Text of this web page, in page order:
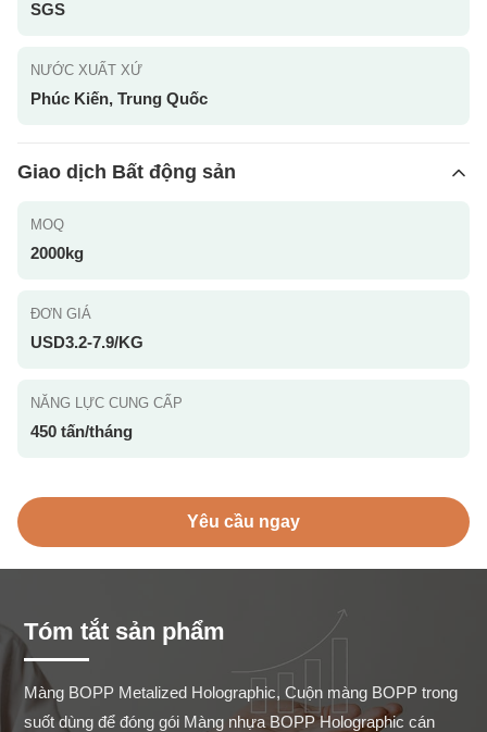
SGS
NƯỚC XUẤT XỨ
Phúc Kiến, Trung Quốc
Giao dịch Bất động sản
MOQ
2000kg
ĐƠN GIÁ
USD3.2-7.9/KG
NĂNG LỰC CUNG CẤP
450 tấn/tháng
Yêu cầu ngay
Tóm tắt sản phẩm
Màng BOPP Metalized Holographic, Cuộn màng BOPP trong
suốt dùng để đóng gói Màng nhựa BOPP Holographic cán